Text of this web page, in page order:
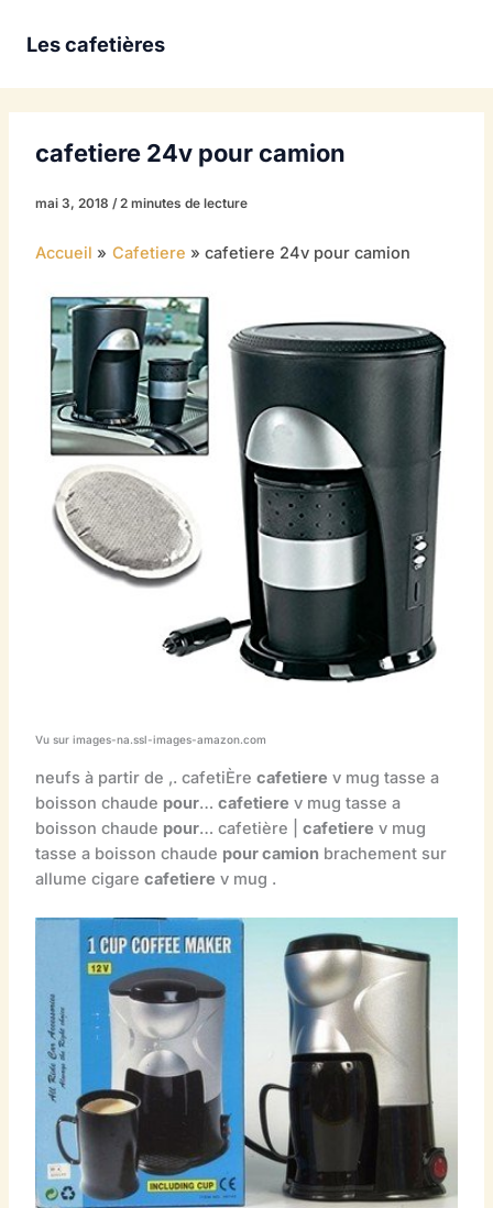
Les cafetières
cafetiere 24v pour camion
mai 3, 2018 /2 minutes de lecture
Accueil Cafetiere cafetiere 24v pour camion
Vu sur images-na.ssl-images-amazon.com
neufs à partir de ,. cafetiÈre cafetiere v mug tasse a
boisson chaude pour… cafetiere v mug tasse a
boisson chaude pour… cafetière | cafetiere v mug
tasse a boisson chaude pour camion brachement sur
allume cigare cafetiere v mug .